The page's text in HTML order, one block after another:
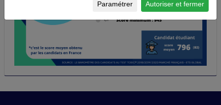
Paramétrer Autoriser et fermer